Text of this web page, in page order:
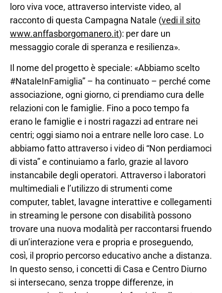
loro viva voce, attraverso interviste video, al
racconto di questa Campagna Natale (vedi il sito
www.anffasborgomanero.it): per dare un
messaggio corale di speranza e resilienza».
Il nome del progetto è speciale: «Abbiamo scelto
#NataleInFamiglia” – ha continuato – perché come
associazione, ogni giorno, ci prendiamo cura delle
relazioni con le famiglie. Fino a poco tempo fa
erano le famiglie e i nostri ragazzi ad entrare nei
centri; oggi siamo noi a entrare nelle loro case. Lo
abbiamo fatto attraverso i video di “Non perdiamoci
di vista” e continuiamo a farlo, grazie al lavoro
instancabile degli operatori. Attraverso i laboratori
multimediali e l’utilizzo di strumenti come
computer, tablet, lavagne interattive e collegamenti
in streaming le persone con disabilità possono
trovare una nuova modalità per raccontarsi fruendo
di un’interazione vera e propria e proseguendo,
così, il proprio percorso educativo anche a distanza.
In questo senso, i concetti di Casa e Centro Diurno
si intersecano, senza troppe differenze, in